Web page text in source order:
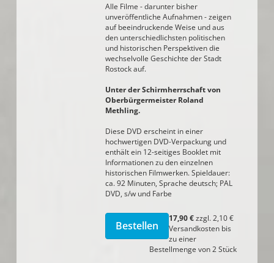
Alle Filme - darunter bisher
unveröffentliche Aufnahmen - zeigen
auf beeindruckende Weise und aus
den unterschiedlichsten politischen
und historischen Perspektiven die
wechselvolle Geschichte der Stadt
Rostock auf.
Unter der Schirmherrschaft von
Oberbürgermeister Roland
Methling.
Diese DVD erscheint in einer
hochwertigen DVD-Verpackung und
enthält ein 12-seitiges Booklet mit
Informationen zu den einzelnen
historischen Filmwerken. Spieldauer:
ca. 92 Minuten, Sprache deutsch; PAL
DVD, s/w und Farbe
17,90 €zzgl. 2,10 €
Versandkosten bis
zu einer
Bestellmenge von 2 Stück